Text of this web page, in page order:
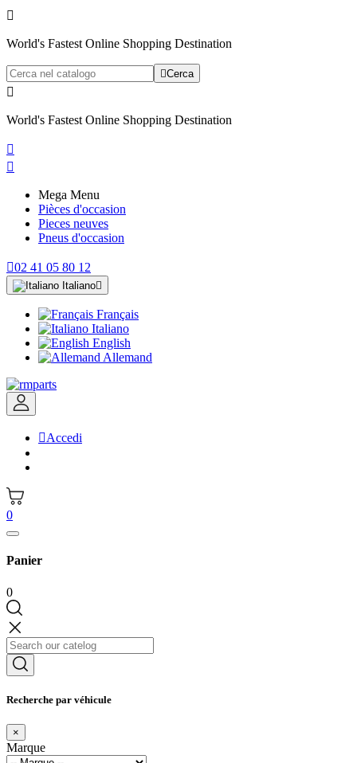

World's Fastest Online Shopping Destination
Cerca

World's Fastest Online Shopping Destination


Mega Menu
Pièces d'occasion
Pieces neuves
Pneus d'occasion
02 41 05 80 12
Italiano
Français
Italiano
English
Allemand
Accedi
0
Panier
0
Recherche par véhicule
×
Marque